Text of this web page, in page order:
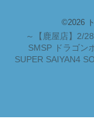
©2026
～
【鹿屋店】2/
SMSP ドラゴン
SUPER SAIYAN4